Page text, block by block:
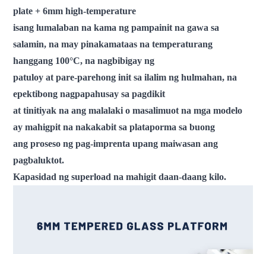
plate + 6mm high-temperature
isang lumalaban na kama ng pampainit na gawa sa
salamin, na may pinakamataas na temperaturang
hanggang 100°C, na nagbibigay ng
patuloy at pare-parehong init sa ilalim ng hulmahan, na
epektibong nagpapahusay sa pagdikit
at tinitiyak na ang malalaki o masalimuot na mga modelo
ay mahigpit na nakakabit sa plataporma sa buong
ang proseso ng pag-imprenta upang maiwasan ang
pagbaluktot.
Kapasidad ng superload na mahigit daan-daang kilo.